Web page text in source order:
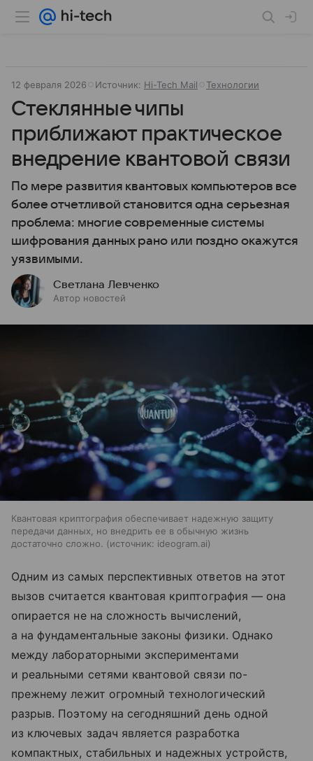
12 февраля 2026 Источник: Hi-Tech Mail Технологии
Стеклянные чипы
приближают практическое
внедрение квантовой связи
По мере развития квантовых компьютеров все
более отчетливой становится одна серьезная
проблема: многие современные системы
шифрования данных рано или поздно окажутся
уязвимыми.
Светлана Левченко
Автор новостей
Квантовая криптография обеспечивает надежную защиту
передачи данных, но внедрить ее в обычную жизнь
достаточно сложно.
источник: ideogram.ai
Одним из самых перспективных ответов на этот
вызов считается квантовая криптография — она
опирается не на сложность вычислений,
а на фундаментальные законы физики. Однако
между лабораторными экспериментами
и реальными сетями квантовой связи по-
прежнему лежит огромный технологический
разрыв. Поэтому на сегодняшний день одной
из ключевых задач является разработка
компактных, стабильных и надежных устройств,